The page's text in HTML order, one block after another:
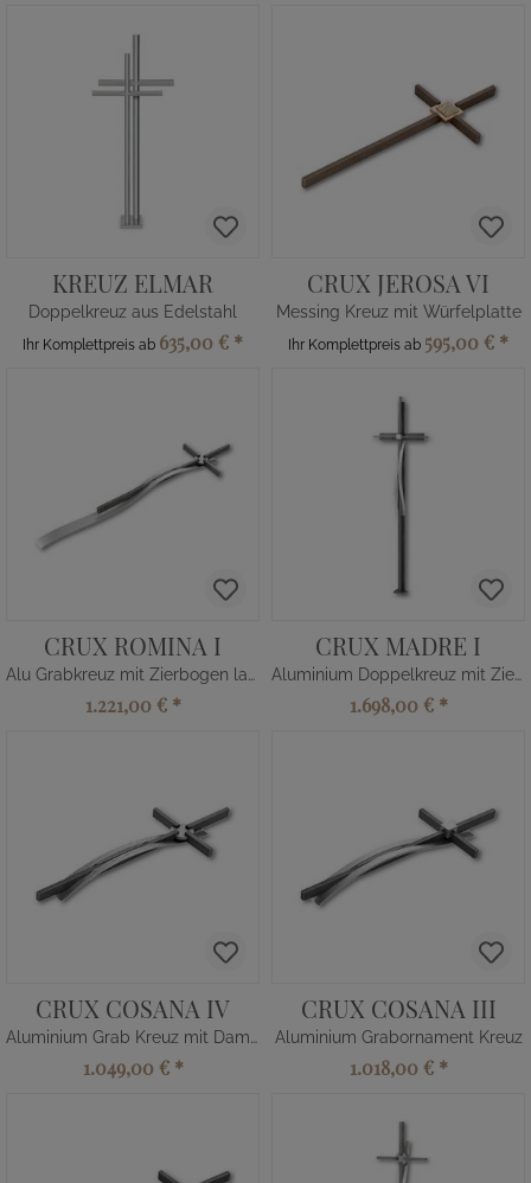
KREUZ ELMAR
Doppelkreuz aus Edelstahl
Ihr Komplettpreis ab 635,00 € *
CRUX JEROSA VI
Messing Kreuz mit Würfelplatte
Ihr Komplettpreis ab 595,00 € *
CRUX ROMINA I
Alu Grabkreuz mit Zierbogen lang
1.221,00 € *
CRUX MADRE I
Aluminium Doppelkreuz mit Zierbogen
1.698,00 € *
CRUX COSANA IV
Aluminium Grab Kreuz mit Damast
1.049,00 € *
CRUX COSANA III
Aluminium Grabornament Kreuz
1.018,00 € *